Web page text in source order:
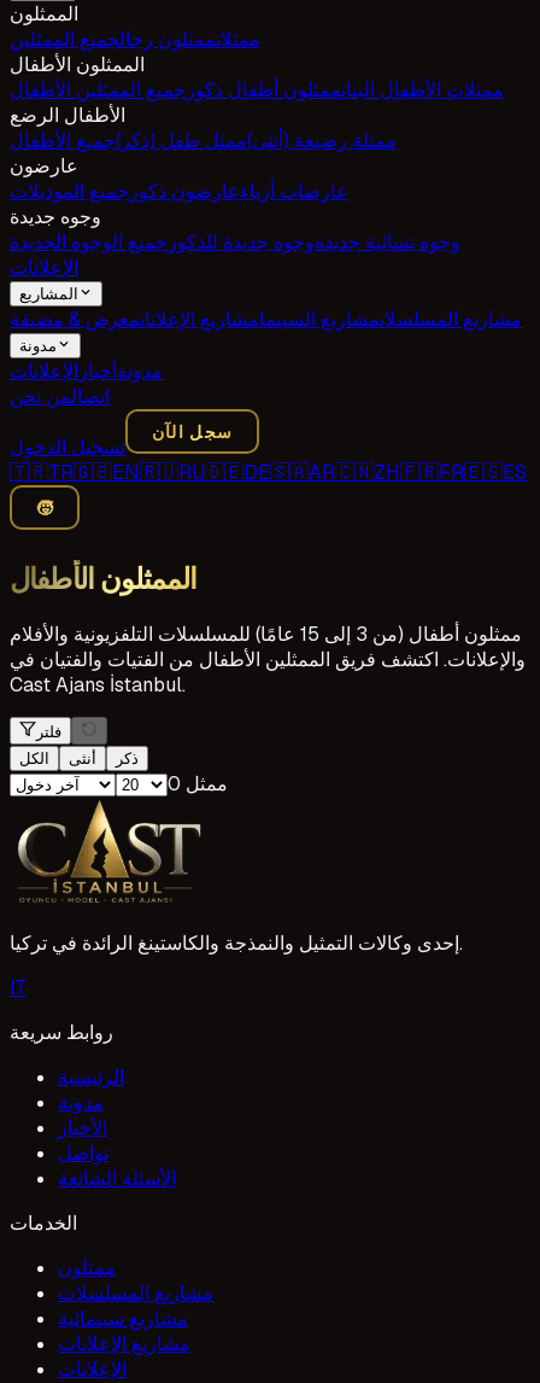
الممثلون
ممثلاتممثلون رجالجميع الممثلين
الممثلون الأطفال
ممثلات الأطفال البناتممثلون أطفال ذكور جميع الممثلين الأطفال
الأطفال الرضع
ممثلة رضيعة (أنثى)ممثل طفل (ذكر)جميع الأطفال
عارضون
عارضات أزياءعارضون ذكور جميع الموديلات
وجوه جديدة
وجوه نسائية جديدةوجوه جديدة للذكور جميع الوجوه الجديدة
الإعلانات
المشاريع
مشاريع المسلسلاتمشاريع السينمامشاريع الإعلاناتمعرض & مضيفة
مدونة
مدونةأخبار الإعلانات
اتصالمن نحن
تسجيل الدخول
سجل الآن
🇹🇷TR🇬🇧EN🇷🇺RU🇩🇪DE🇸🇦AR🇨🇳ZH🇫🇷FR🇪🇸ES
🧒
الممثلون الأطفال
ممثلون أطفال (من 3 إلى 15 عامًا) للمسلسلات التلفزيونية والأفلام
والإعلانات. اكتشف فريق الممثلين الأطفال من الفتيات والفتيان في
Cast Ajans İstanbul.
فلتر
الكل
أنثى ذكر
0 ممثل
إحدى وكالات التمثيل والنمذجة والكاستينغ الرائدة في تركيا.
IT
روابط سريعة
الرئيسية
مدونة
الأخبار
تواصل
الأسئلة الشائعة
الخدمات
ممثلون
مشاريع المسلسلات
مشاريع سينمائية
مشاريع الإعلانات
الإعلانات